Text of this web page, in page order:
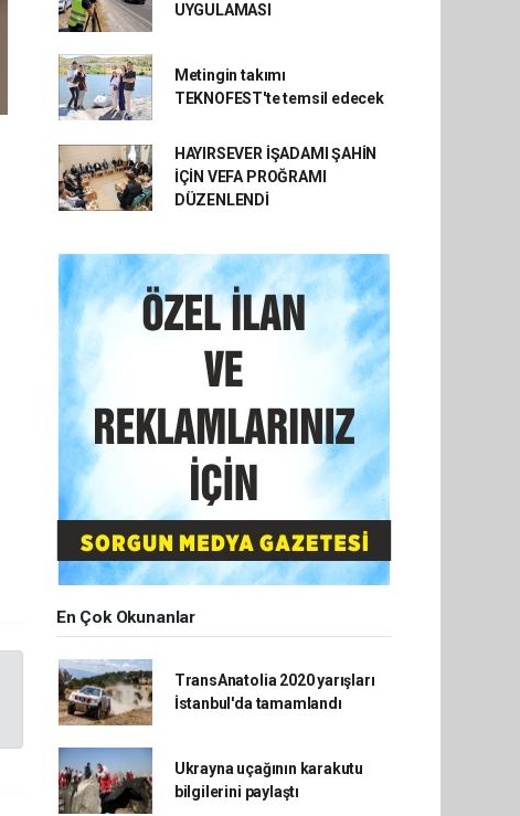
UYGULAMASI
Metingin takımı
TEKNOFEST'te temsil edecek
HAYIRSEVER İŞADAMI ŞAHİN
İÇİN VEFA PROĞRAMI
DÜZENLENDİ
En Çok Okunanlar
TransAnatolia 2020 yarışları
İstanbul'da tamamlandı
Ukrayna uçağının karakutu
bilgilerini paylaştı